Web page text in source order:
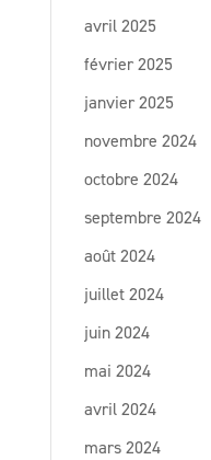
avril 2025
février 2025
janvier 2025
novembre 2024
octobre 2024
septembre 2024
août 2024
juillet 2024
juin 2024
mai 2024
avril 2024
mars 2024